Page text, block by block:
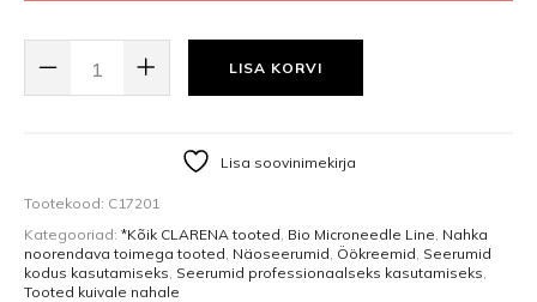
LISA KORVI
Lisa soovinimekirja
Tootekood: C17201
Kategooriad: *Kõik CLARENA tooted, Bio Microneedle Line, Nahka
noorendava toimega tooted, Näoseerumid, Öökreemid, Seerumid
kodus kasutamiseks, Seerumid professionaalseks kasutamiseks,
Tooted kuivale nahale